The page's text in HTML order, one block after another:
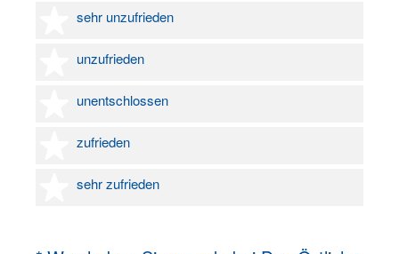
sehr unzufrieden
1 Stern
unzufrieden
2 Sterne
unentschlossen
3 Sterne
zufrieden
4 Sterne
sehr zufrieden
5 Sterne